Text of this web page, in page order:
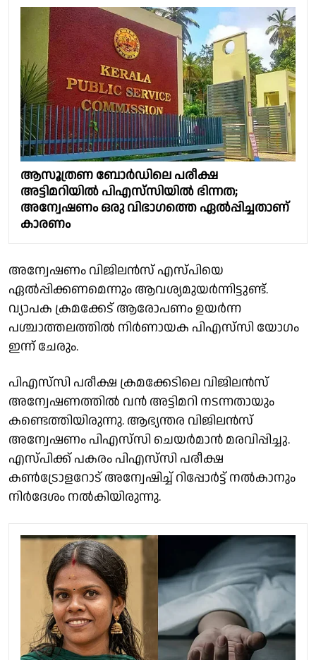
ആസൂത്രണ ബോര്‍ഡിലെ പരീക്ഷ
അട്ടിമറിയില്‍ പിഎസ്‌സിയില്‍ ഭിന്നത;
അന്വേഷണം ഒരു വിഭാഗത്തെ ഏല്‍പ്പിച്ചതാണ്
കാരണം
അന്വേഷണം വിജിലന്‍സ് എസ്പിയെ
ഏല്‍പ്പിക്കണമെന്നും ആവശ്യമുയര്‍ന്നിട്ടുണ്ട്.
വ്യാപക ക്രമക്കേട് ആരോപണം ഉയര്‍ന്ന
പശ്ചാത്തലത്തില്‍ നിര്‍ണായക പിഎസ്‌സി യോഗം
ഇന്ന് ചേരും.
പിഎസ്‌സി പരീക്ഷ ക്രമക്കേടിലെ വിജിലന്‍സ്
അന്വേഷണത്തില്‍ വന്‍ അട്ടിമറി നടന്നതായും
കണ്ടെത്തിയിരുന്നു. ആഭ്യന്തര വിജിലന്‍സ്
അന്വേഷണം പിഎസ്‌സി ചെയര്‍മാന്‍ മരവിപ്പിച്ചു.
എസ്‌പിക്ക് പകരം പിഎസ്‌സി പരീക്ഷ
കണ്‍ട്രോളറോട് അന്വേഷിച്ച് റിപ്പോര്‍ട്ട് നല്‍കാനും
നിര്‍ദേശം നൽകിയിരുന്നു.